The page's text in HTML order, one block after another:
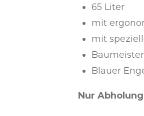
65 Liter
mit
mit
Blauer
Nur